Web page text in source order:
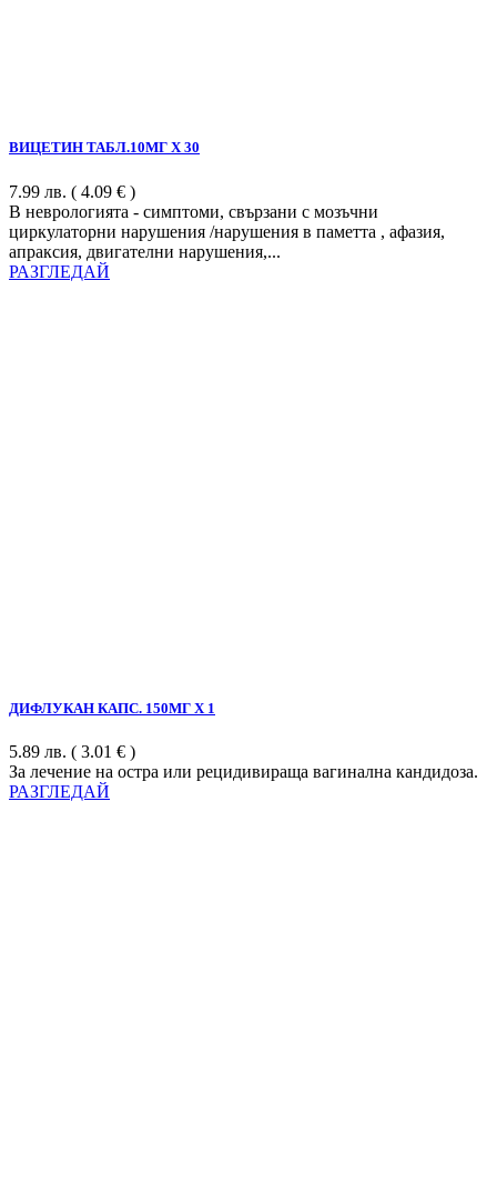
ВИЦЕТИН ТАБЛ.10МГ Х 30
7.99 лв. ( 4.09 € )
В неврологията - симптоми, свързани с мозъчни
циркулаторни нарушения /нарушения в паметта , афазия,
апраксия, двигателни нарушения,...
РАЗГЛЕДАЙ
ДИФЛУКАН КАПС. 150МГ Х 1
5.89 лв. ( 3.01 € )
За лечение на остра или рецидивираща вагинална кандидоза.
РАЗГЛЕДАЙ